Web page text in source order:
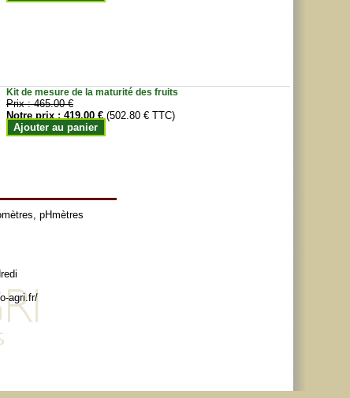
Kit de mesure de la maturité des fruits
Prix :465.00 €
Notre prix :419.00 € (502.80 € TTC)
Ajouter au panier
, pHmètres
agri.fr/